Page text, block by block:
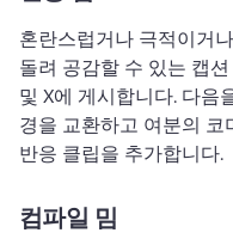
혼란스럽거나 극적이거
돌려 공감할 수 있는 캡
및 X에 게시합니다. 다음
경을 교환하고 여분의
반응 클립을 추가합니다.
컴파일 밈